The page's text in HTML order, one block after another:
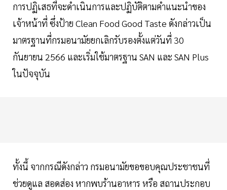
การปฏิเสธที่จะดำเนินการและปฏิบัติตามคำแนะนำของ
เจ้าหน้าที่ ซึ่งป้าย Clean Food Good Taste ดังกล่าวเป็น
มาตรฐานที่กรมอนามัยยกเลิกรับรองตั้งแต่วันที่ 30
กันยายน 2566 และเริ่มใช้มาตรฐาน SAN และ SAN Plus
ในปัจจุบัน
ทั้งนี้ จากกรณีดังกล่าว กรมอนามัยขอขอบคุณประชาชนที่
ช่วยดูแล สอดส่อง หากพบร้านอาหาร หรือ สถานประกอบ